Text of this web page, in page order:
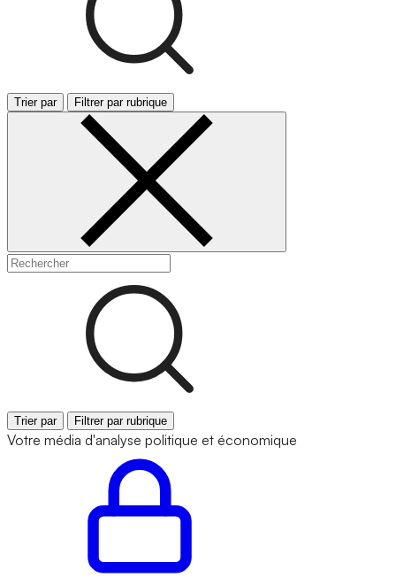
Trier par Filtrer par rubrique
Trier par Filtrer par rubrique
Votre média d'analyse politique et économique